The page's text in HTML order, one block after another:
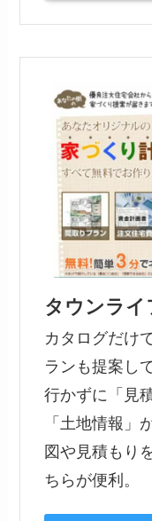
タウンライ
カタログだけ
ランも提案し
行かずに「見
「土地情報」
図や見積もり
ちらが便利。